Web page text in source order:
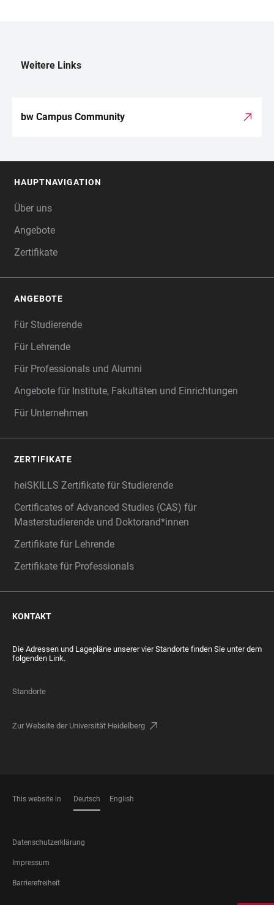
LINKS
Weitere Links
bw Campus Community
HAUPTNAVIGATION
Über uns
Angebote
Zertifikate
ANGEBOTE
Für Studierende
Für Lehrende
Für Professionals und Alumni
Angebote für Institute, Fakultäten und Einrichtungen
Für Unternehmen
ZERTIFIKATE
heiSKILLS Zertifikate für Studierende
Certificates of Advanced Studies (CAS) für
Masterstudierende und Doktorand*innen
Zertifikate für Lehrende
Zertifikate für Professionals
KONTAKT
Die Adressen und Lagepläne unserer vier Standorte finden Sie unter dem
folgenden Link.
Standorte
Zur Website der Universität Heidelberg
This website in Deutsch English
FOOTER
LEGAL
Datenschutzerklärung
Impressum
Barrierefreiheit